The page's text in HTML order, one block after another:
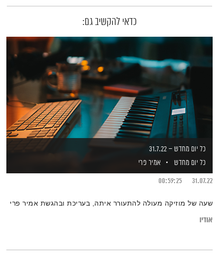
כדאי להקשיב גם:
כל יום מחדש – 31.7.22
כל יום מחדש
אמיר פרי
31.07.22
00:59:25
שעה של מוזיקה מעולה להתעורר איתה, בעריכת ובהגשת אמיר פרי
אודיו